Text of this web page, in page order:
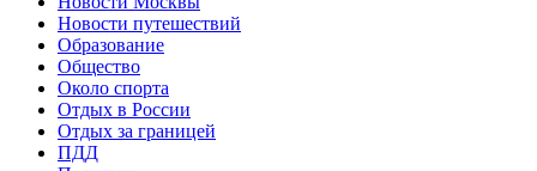
Новости путешествий
Образование
Общество
Около спорта
Отдых в России
Отдых за границей
ПДД